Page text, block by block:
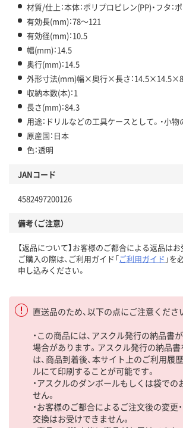
材質/仕上：本体：ポリプロピレン(PP)・フタ：
有効長(mm)：78～121
有効径(mm)：10.5
幅(mm)：14.5
奥行(mm)：14.5
外形寸法(mm)幅×奥行×長さ：
収納本数(本)：1
長さ(mm)：84.3
用途：ドリルなどの工具ケースとして。・小物
原産国：日本
色：透明
JANコード
4582497200126
備考（ご注意）
【返品について】お客様のご都合による返品はお
ご購入の際は、ご利用ガイド「ご利用ガイド 」を
申し込みください。
直送品のため、以下の点にご注意くださ
・この商品には、アスクル発行の納品書
場合があります。アスクル発行の納品
は、商品到着後、本サイト上のご利用履
ルにて印刷することが可能です。
・アスクルのダンボールもしくは袋での
せん。
・お客様のご都合によるご注文後の変更・
交換はお受けできません。